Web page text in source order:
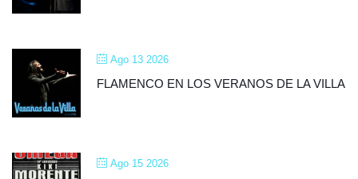
Ago 13 2026
FLAMENCO EN LOS VERANOS DE LA VILLA
Ago 15 2026